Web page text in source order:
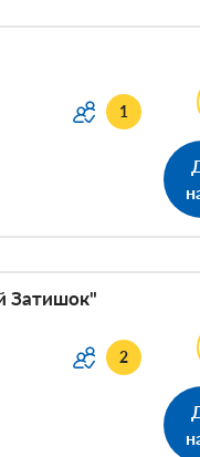
1
Затишок"
2